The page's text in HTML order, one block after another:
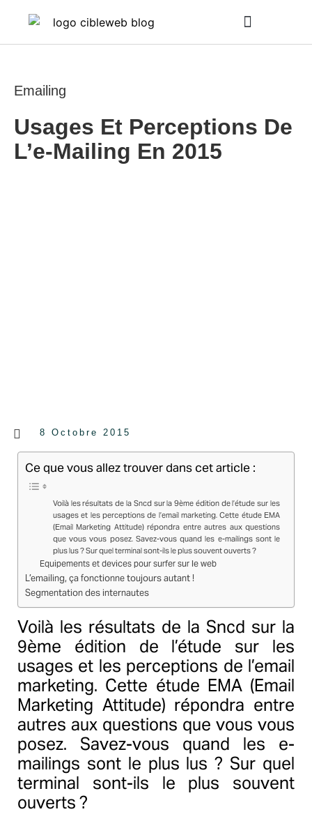
Emailing
Usages Et Perceptions De
L’e-Mailing En 2015
8 Octobre 2015
Ce que vous allez trouver dans cet article :
Voilà les résultats de la Sncd sur la 9ème édition de l’étude sur les
usages et les perceptions de l’email marketing. Cette étude EMA
(Email Marketing Attitude) répondra entre autres aux questions
que vous vous posez. Savez-vous quand les e-mailings sont le
plus lus ? Sur quel terminal sont-ils le plus souvent ouverts ?
Equipements et devices pour surfer sur le web
L’emailing, ça fonctionne toujours autant !
Segmentation des internautes
Voilà les résultats de la Sncd sur la
9ème édition de l’étude sur les
usages et les perceptions de l’email
marketing. Cette étude EMA (Email
Marketing Attitude) répondra entre
autres aux questions que vous vous
posez. Savez-vous quand les e-
mailings sont le plus lus ? Sur quel
terminal sont-ils le plus souvent
ouverts ?